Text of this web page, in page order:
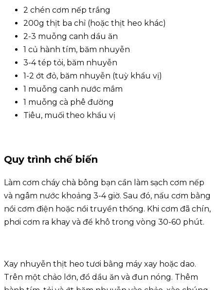
2 chén cơm nếp trắng
200g thịt ba chỉ (hoặc thịt heo khác)
2-3 muỗng canh dầu ăn
1 củ hành tím, băm nhuyễn
3-4 tép tỏi, băm nhuyễn
1-2 ớt đỏ, băm nhuyễn (tuỳ khẩu vị)
1 muỗng canh nước mắm
1 muỗng cà phê đường
Tiêu, muối theo khẩu vị
Quy trình chế biến
Làm cơm cháy chà bông bạn cần làm sạch cơm nếp
và ngâm nước khoảng 3-4 giờ. Sau đó, nấu cơm bằng
nồi cơm điện hoặc nồi truyền thống. Khi cơm đã chín,
phơi cơm ra khay và để khô trong vòng 30-60 phút.
Xay nhuyễn thịt heo tươi bằng máy xay hoặc dao.
Trên một chảo lớn, đổ dầu ăn và đun nóng. Thêm